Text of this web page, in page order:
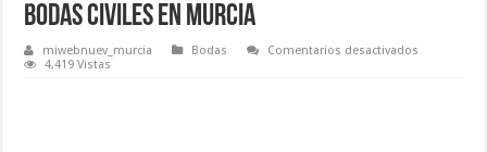
Bodas civiles en Murcia
miwebnuev_murcia Bodas Comentarios desactivados
4,419 Vistas